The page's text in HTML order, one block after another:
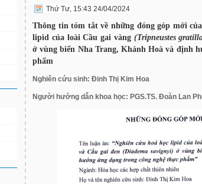
Thứ Tư, 15:43 24/04/2024
Thông tin tóm tắt về những đóng góp mới
lipid của loài Cầu gai vàng (Tripneustes
ở vùng biển Nha Trang, Khánh Hoà và định
phẩm
Nghiên cứu sinh: Đinh Thị Kim Hoa
Người hướng dẫn khoa học: PGS.TS. Đoàn Lan